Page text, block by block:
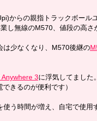
からの親指トラックボール
し無線のM570、値段の高さ
は少なくなり、M570後継の
Anywhere 3に浮気してました。
きるのが便利です）
う時間が増え、自宅で使用